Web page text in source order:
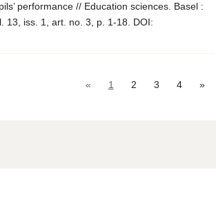
performance // Education sciences. Basel :
13, iss. 1, art. no. 3, p. 1-18. DOI:
« 1 2 3 4 »